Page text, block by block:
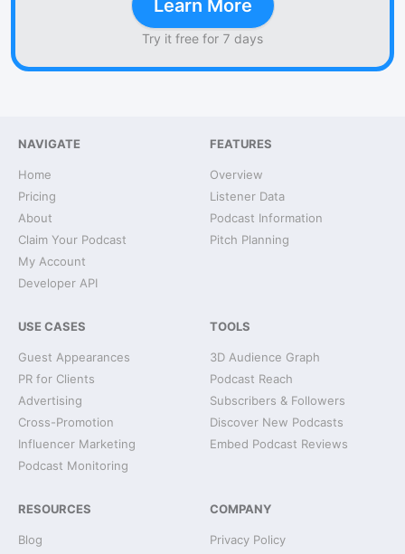
Learn More
Try it free for 7 days
NAVIGATE
Home
Pricing
About
Claim Your Podcast
My Account
Developer API
FEATURES
Overview
Listener Data
Podcast Information
Pitch Planning
USE CASES
Guest Appearances
PR for Clients
Advertising
Cross-Promotion
Influencer Marketing
Podcast Monitoring
TOOLS
3D Audience Graph
Podcast Reach
Subscribers & Followers
Discover New Podcasts
Embed Podcast Reviews
RESOURCES
Blog
COMPANY
Privacy Policy